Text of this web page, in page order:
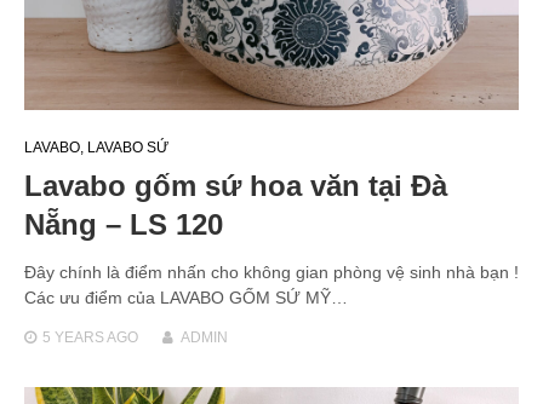
LAVABO LAVABO SỨ
Lavabo gốm sứ hoa văn tại Đà
Nẵng – LS 120
Đây chính là điểm nhấn cho không gian phòng vệ sinh nhà bạn !
Các ưu điểm của LAVABO GỐM SỨ MỸ…
5 YEARSAGO ADMIN